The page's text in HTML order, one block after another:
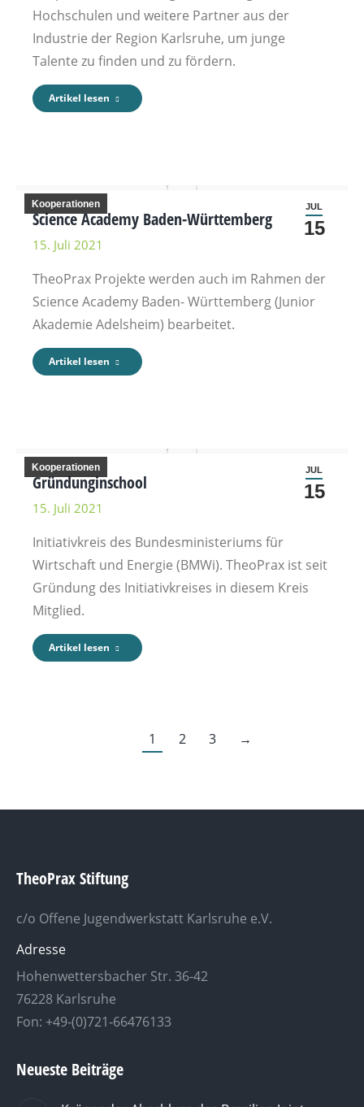
Hochschulen und weitere Partner aus der
Industrie der Region Karlsruhe, um junge
Talente zu finden und zu fördern.
Artikel lesen
JUL
15
Kooperationen
Science Academy Baden-Württemberg
15. Juli 2021
TheoPrax Projekte werden auch im Rahmen der
Science Academy Baden- Württemberg (Junior
Akademie Adelsheim) bearbeitet.
Artikel lesen
JUL
15
Kooperationen
Gründunginschool
15. Juli 2021
Initiativkreis des Bundesministeriums für
Wirtschaft und Energie (BMWi). TheoPrax ist seit
Gründung des Initiativkreises in diesem Kreis
Mitglied.
Artikel lesen
1 2 3 →
TheoPrax Stiftung
c/o Offene Jugendwerkstatt Karlsruhe e.V.
Adresse
Hohenwettersbacher Str. 36-42
76228 Karlsruhe
Fon: +49-(0)721-66476133
Neueste Beiträge